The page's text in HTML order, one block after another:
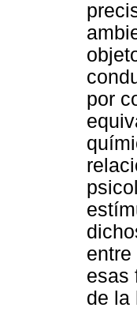
por
esas
de la